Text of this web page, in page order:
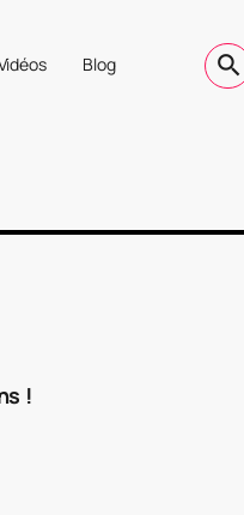
Blog
!